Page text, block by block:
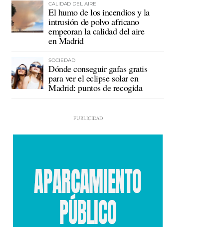
CALIDAD DEL AIRE
El humo de los incendios y la
intrusión de polvo africano
empeoran la calidad del aire
en Madrid
SOCIEDAD
Dónde conseguir gafas gratis
para ver el eclipse solar en
Madrid: puntos de recogida